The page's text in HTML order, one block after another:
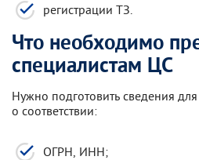
регистрации ТЗ.
Что необходимо
специалистам ЦС
Нужно подготовить сведения
о соответствии:
ОГРН, ИНН;